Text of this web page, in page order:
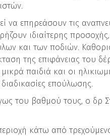
επηρεάσουν τις
ιδιαίτερης προσοχής,
και των ποδιών.
της επιφάνειας του
παιδιά και οι
επούλωσης.
του βαθμού τους, ο δρ
κάτω από